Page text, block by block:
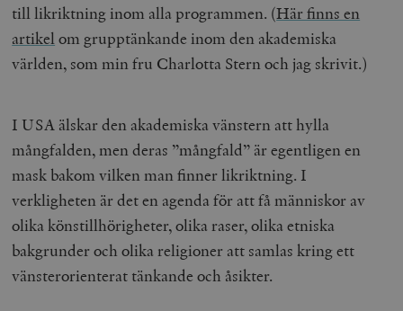
till likriktning inom alla programmen. (Här finns en
artikelom grupptänkande inom den akademiska
världen, som min fru Charlotta Stern och jag skrivit.)
I USA älskar den akademiska vänstern att hylla
mångfalden, men deras ”mångfald” är egentligen en
mask bakom vilken man finner likriktning. I
verkligheten är det en agenda för att få människor av
olika könstillhörigheter, olika raser, olika etniska
bakgrunder och olika religioner att samlas kring ett
vänsterorienterat tänkande och åsikter.